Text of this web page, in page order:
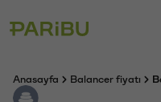
Anasayfa Balancer fiyatı